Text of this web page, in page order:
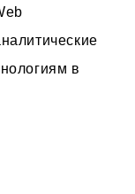
в